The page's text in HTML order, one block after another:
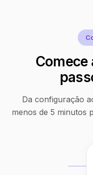
Comece
Da configuração
menos de 5 minutos